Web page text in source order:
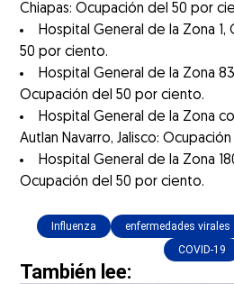
Chiapas: Ocupación del 50 por
Hospital General de la Zona 1,
50 por ciento.
Hospital General de la Zona
Ocupación del 50 por ciento.
Hospital General de la Zona
Autlan Navarro, Jalisco:
Hospital General de la Zona
Ocupación del 50 por ciento.
Influenza enfermedades virales
COVID-19
También lee: